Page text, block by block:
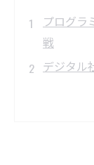
プログラ
戦
デジタル
子供た